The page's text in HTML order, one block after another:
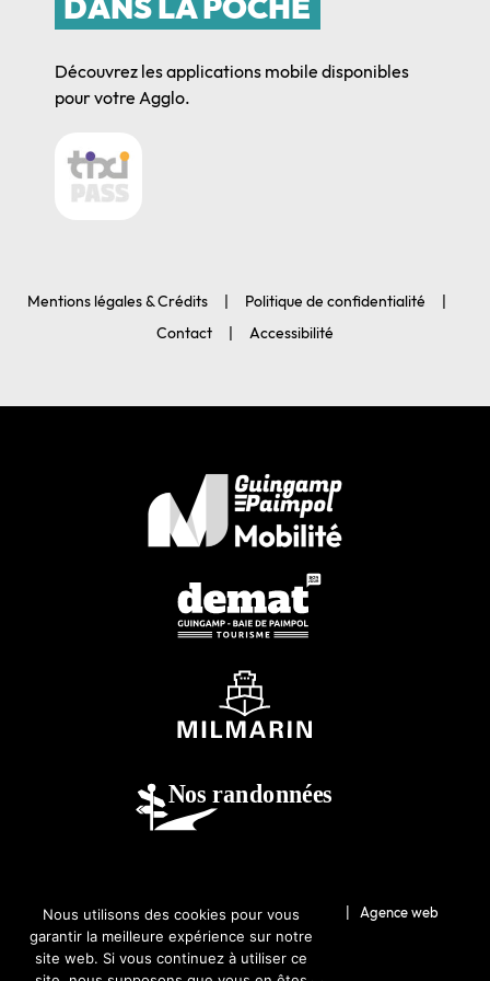
Découvrez les applications mobile disponibles
pour votre Agglo.
Mentions légales & Crédits
Politique de confidentialité
Contact
Accessibilité
© 2026-Guingamp-Paimpol Agglomération | Agence web
Lannion : Coqueliko
Nous utilisons des cookies pour vous
garantir la meilleure expérience sur notre
site web. Si vous continuez à utiliser ce